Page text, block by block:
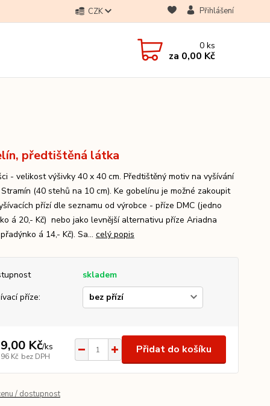
CZK Přihlášení
0ks
za 0,00 Kč
předtištěná látka
- velikost výšivky 40 x 40 cm. Předtištěný motiv na vyšívání
(40 stehů na 10 cm). Ke gobelínu je možné zakoupit
přízí dle seznamu od výrobce - příze DMC (jedno
á 20,- Kč) nebo jako levnější alternativu příze Ariadna
á 14,- Kč). Sa... celý popis
skladem
příze:
Kč/ks
Kč bez DPH
Přidat do košíku
/ dostupnost